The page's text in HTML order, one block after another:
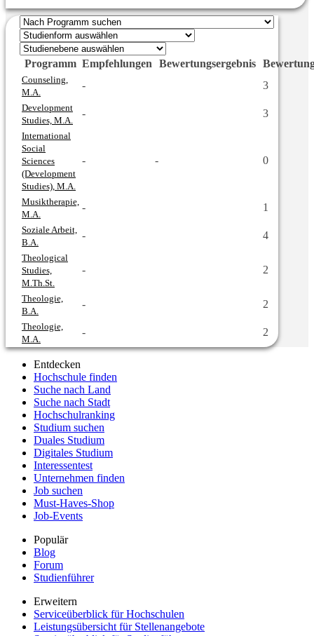
Programm Empfehlungen Bewertungsergebnis
Counseling,
M.A.
- 3
Development
Studies, M.A.
- 3
International
Social
Sciences
(Development
Studies), M.A.
- - 0
Musiktherapie,
M.A.
- 1
Soziale Arbeit,
B.A.
- 4
Theological
Studies,
M.Th.St.
- 2
Theologie,
B.A.
- 2
Theologie,
M.A.
- 2
Entdecken
Hochschule finden
Suche nach Land
Suche nach Stadt
Hochschulranking
Studium suchen
Duales Studium
Digitales Studium
Interessentest
Unternehmen finden
Job suchen
Must-Haves-Shop
Job-Events
Populär
Blog
Forum
Studienführer
Erweitern
Serviceüberblick für Hochschulen
Leistungsübersicht für Stellenangebote